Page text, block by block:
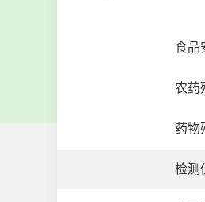
食品
农药
药物
检测